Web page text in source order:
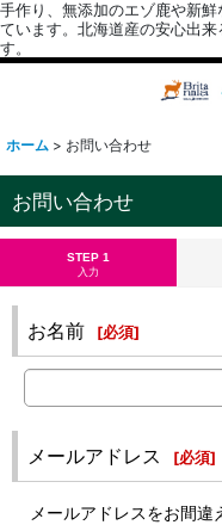
手作り、無添加のエゾ鹿や新
ています。北海道産の安心出
す。
ホーム > お問い合わせ
お問い合わせ
STEP 1
入力
お名前 [必須]
メールアドレス [必須]
メールアドレスをお間